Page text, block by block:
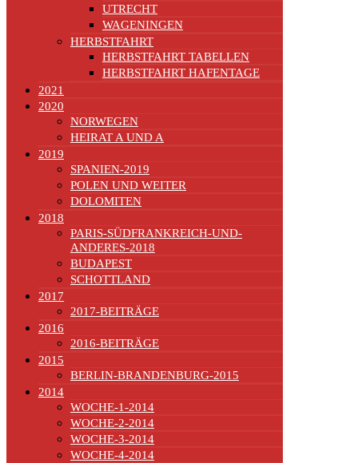
UTRECHT
WAGENINGEN
HERBSTFAHRT
HERBSTFAHRT TABELLEN
HERBSTFAHRT HAFENTAGE
2021
2020
NORWEGEN
HEIRAT A UND A
2019
SPANIEN-2019
POLEN UND WEITER
DOLOMITEN
2018
PARIS-SÜDFRANKREICH-UND-
ANDERES-2018
BUDAPEST
SCHOTTLAND
2017
2017-BEITRÄGE
2016
2016-BEITRÄGE
2015
BERLIN-BRANDENBURG-2015
2014
WOCHE-1-2014
WOCHE-2-2014
WOCHE-3-2014
WOCHE-4-2014